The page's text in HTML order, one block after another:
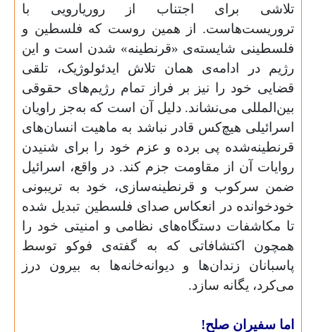
تلاشی برای اجتناب از روریارویی با
تروریست‌هاست. از همین روست که فلسطین و
فلسطینی شایسته‌ی «قرنطینه» شدن است و این
رژیم در ادامه‌ی همان تلاش ایدئولوژیک، تلقی
قضایی خود را نیز بر فراز تمام رژیم‌های حقوقی
بین‌المللی می‌نشاند. دلیل آن است که به‌جز راویان
اسرائیلی هیچ‌کس قادر نباشد به ماهیت انسان‌های
قرنطینه‌شده پی‌ برده و عزم خود را برای شنیدن
روایات آن از مقاومت جزم کند. در واقع، اسرائیل
ضمن سرکوب و قرنطینه‌سازی، خود به تریبونی
خودخوانده در انعکاس صدای فلسطین تبدیل شده
تا مکاشفات دستگاه‌های نظامی و امنیتی خود را
همچون اکتشافاتی که به گفته‌ی فوکو توسط
پاسبانان زندان‌ها و دیوانه‌‌خانه‌ها به بیرون درز
می‌کرد، یگانه سازد.
اما سفیران صلح!